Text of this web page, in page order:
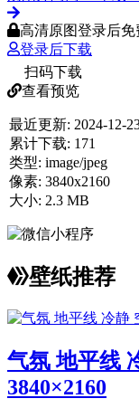
高清原图登录后免
登录后下载
扫码下载
查看预览
最近更新: 2024-12-
累计下载: 171
类型: image/jpeg
像素: 3840x2160
大小: 2.3 MB
壁纸推荐
气氛 地平线
3840×2160